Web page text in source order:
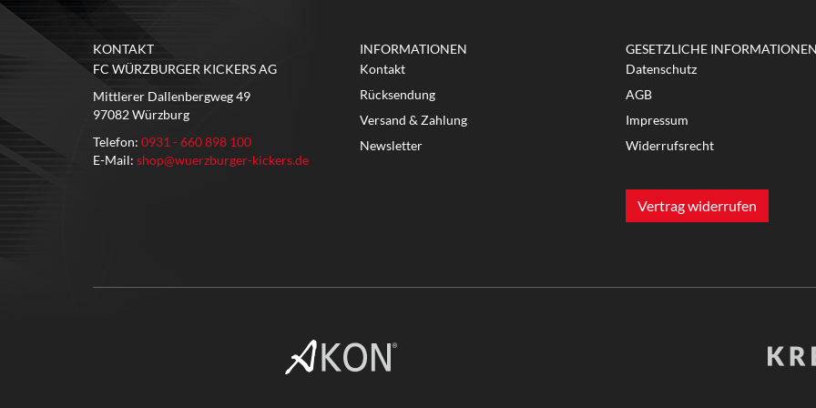
KONTAKT
FC WÜRZBURGER KICKERS AG
Mittlerer Dallenbergweg 49
97082 Würzburg
Telefon: 0931 - 660 898 100
E-Mail: shop@wuerzburger-kickers.de
INFORMATIONEN
Kontakt
Rücksendung
Versand & Zahlung
Newsletter
GESETZLICHE
Datenschutz
AGB
Impressum
Widerrufsrecht
Vertrag widerrufen